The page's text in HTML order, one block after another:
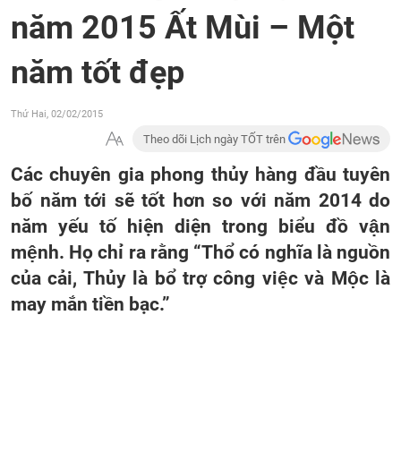
năm 2015 Ất Mùi – Một
năm tốt đẹp
Thứ Hai, 02/02/2015
Theo dõi Lịch ngày TỐT trên
Các chuyên gia phong thủy hàng đầu tuyên
bố năm tới sẽ tốt hơn so với năm 2014 do
năm yếu tố hiện diện trong biểu đồ vận
mệnh. Họ chỉ ra rằng “Thổ có nghĩa là nguồn
của cải, Thủy là bổ trợ công việc và Mộc là
may mắn tiền bạc.”